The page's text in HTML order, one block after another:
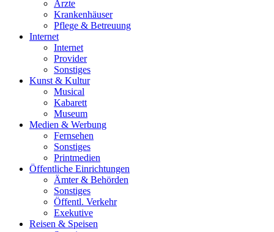
Ärzte
Krankenhäuser
Pflege & Betreuung
Internet
Internet
Provider
Sonstiges
Kunst & Kultur
Musical
Kabarett
Museum
Medien & Werbung
Fernsehen
Sonstiges
Printmedien
Öffentliche Einrichtungen
Ämter & Behörden
Sonstiges
Öffentl. Verkehr
Exekutive
Reisen & Speisen